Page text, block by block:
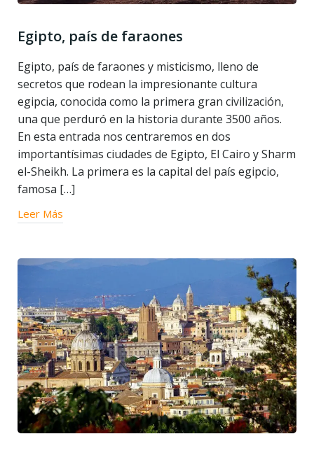
Egipto, país de faraones
Egipto, país de faraones y misticismo, lleno de
secretos que rodean la impresionante cultura
egipcia, conocida como la primera gran civilización,
una que perduró en la historia durante 3500 años.
En esta entrada nos centraremos en dos
importantísimas ciudades de Egipto, El Cairo y Sharm
el-Sheikh. La primera es la capital del país egipcio,
famosa […]
Leer Más